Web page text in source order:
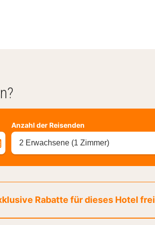
Anzahl der Reisenden
2 Erwachsene (1 Zimmer)
Rabatte für dieses Hotel frei